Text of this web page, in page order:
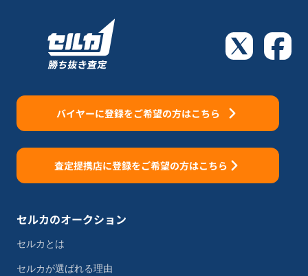
バイヤーに登録をご希望の方はこちら
査定提携店に登録をご希望の方はこちら
セルカのオークション
セルカとは
セルカが選ばれる理由